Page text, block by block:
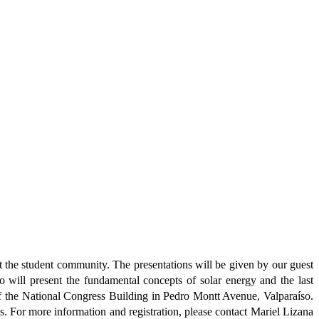
student community. The presentations will be given by our guest
present the fundamental concepts of solar energy and the last
National Congress Building in Pedro Montt Avenue, Valparaíso.
more information and registration, please contact Mariel Lizana